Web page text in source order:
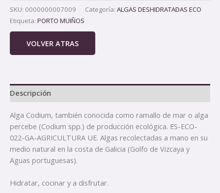
SKU: 0000000007009 Categoría: ALGAS DESHIDRATADAS ECO
Etiqueta: PORTO MUIÑOS
VOLVER ATRAS
Descripción
Alga Codium, también conocida como ramallo de mar o alga
percebe (Codium spp.) de producción ecológica. ES-ECO-
022-GA-AGRICULTURA UE. Algas recolectadas a mano en su
medio natural en la costa de Galicia (Golfo de Vizcaya y
Aguas portuguesas).
Hidratar, cocinar y a disfrutar.